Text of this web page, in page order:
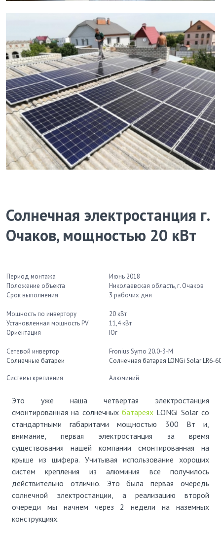
Солнечная электростанция г.
Очаков, мощностью 20 кВт
Период монтажа
Июнь 2018
Положение объекта
Николаевская область, г. Очаков
Срок выполнения
3 рабочих дня
Мощность по инвертору
20 кВт
Установленная мощность PV
11,4 кВт
Ориентация
Юг
Сетевой инвертор
Fronius Symo 20.0-3-M
Солнечные батареи
Солнечная батарея LONGi Solar LR6-
Системы крепления Алюминий
Это уже наша четвертая электростанция
смонтированная на солнечных батареях LONGi Solar со
стандартными габаритами мощностью 300 Вт и,
внимание, первая электростанция за время
существования нашей компании смонтированная на
крыше из шифера. Учитывая использование хороших
систем крепления из алюминия все получилось
действительно отлично. Это была первая очередь
солнечной электростанции, а реализацию второй
очереди мы начнем через 2 недели на наземных
конструкциях.